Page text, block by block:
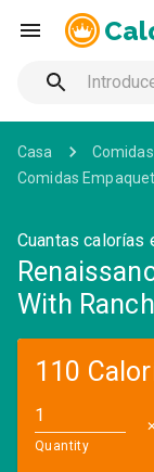
Casa Comidas
Comidas
Cuantas calorías
With
110
Quantity